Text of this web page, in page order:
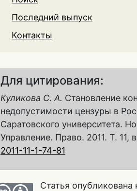
Последний выпуск
Контакты
Для цитирования:
Куликова С. А. Становление
недопустимости цензуры в
Саратовского университета.
Управление. Право. 2011. Т. 11,
2011-11-1-74-81
Статья